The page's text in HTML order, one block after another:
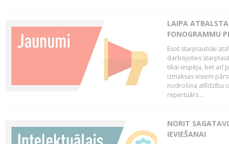
LAIPA
FONOGRAMMU
Esot starptautiski
darbojoties
tikai iespēja, bet arī
izmaksas visiem
nodrošina atlīdzību
repertuārs...
NORIT
IEVIEŠANAI